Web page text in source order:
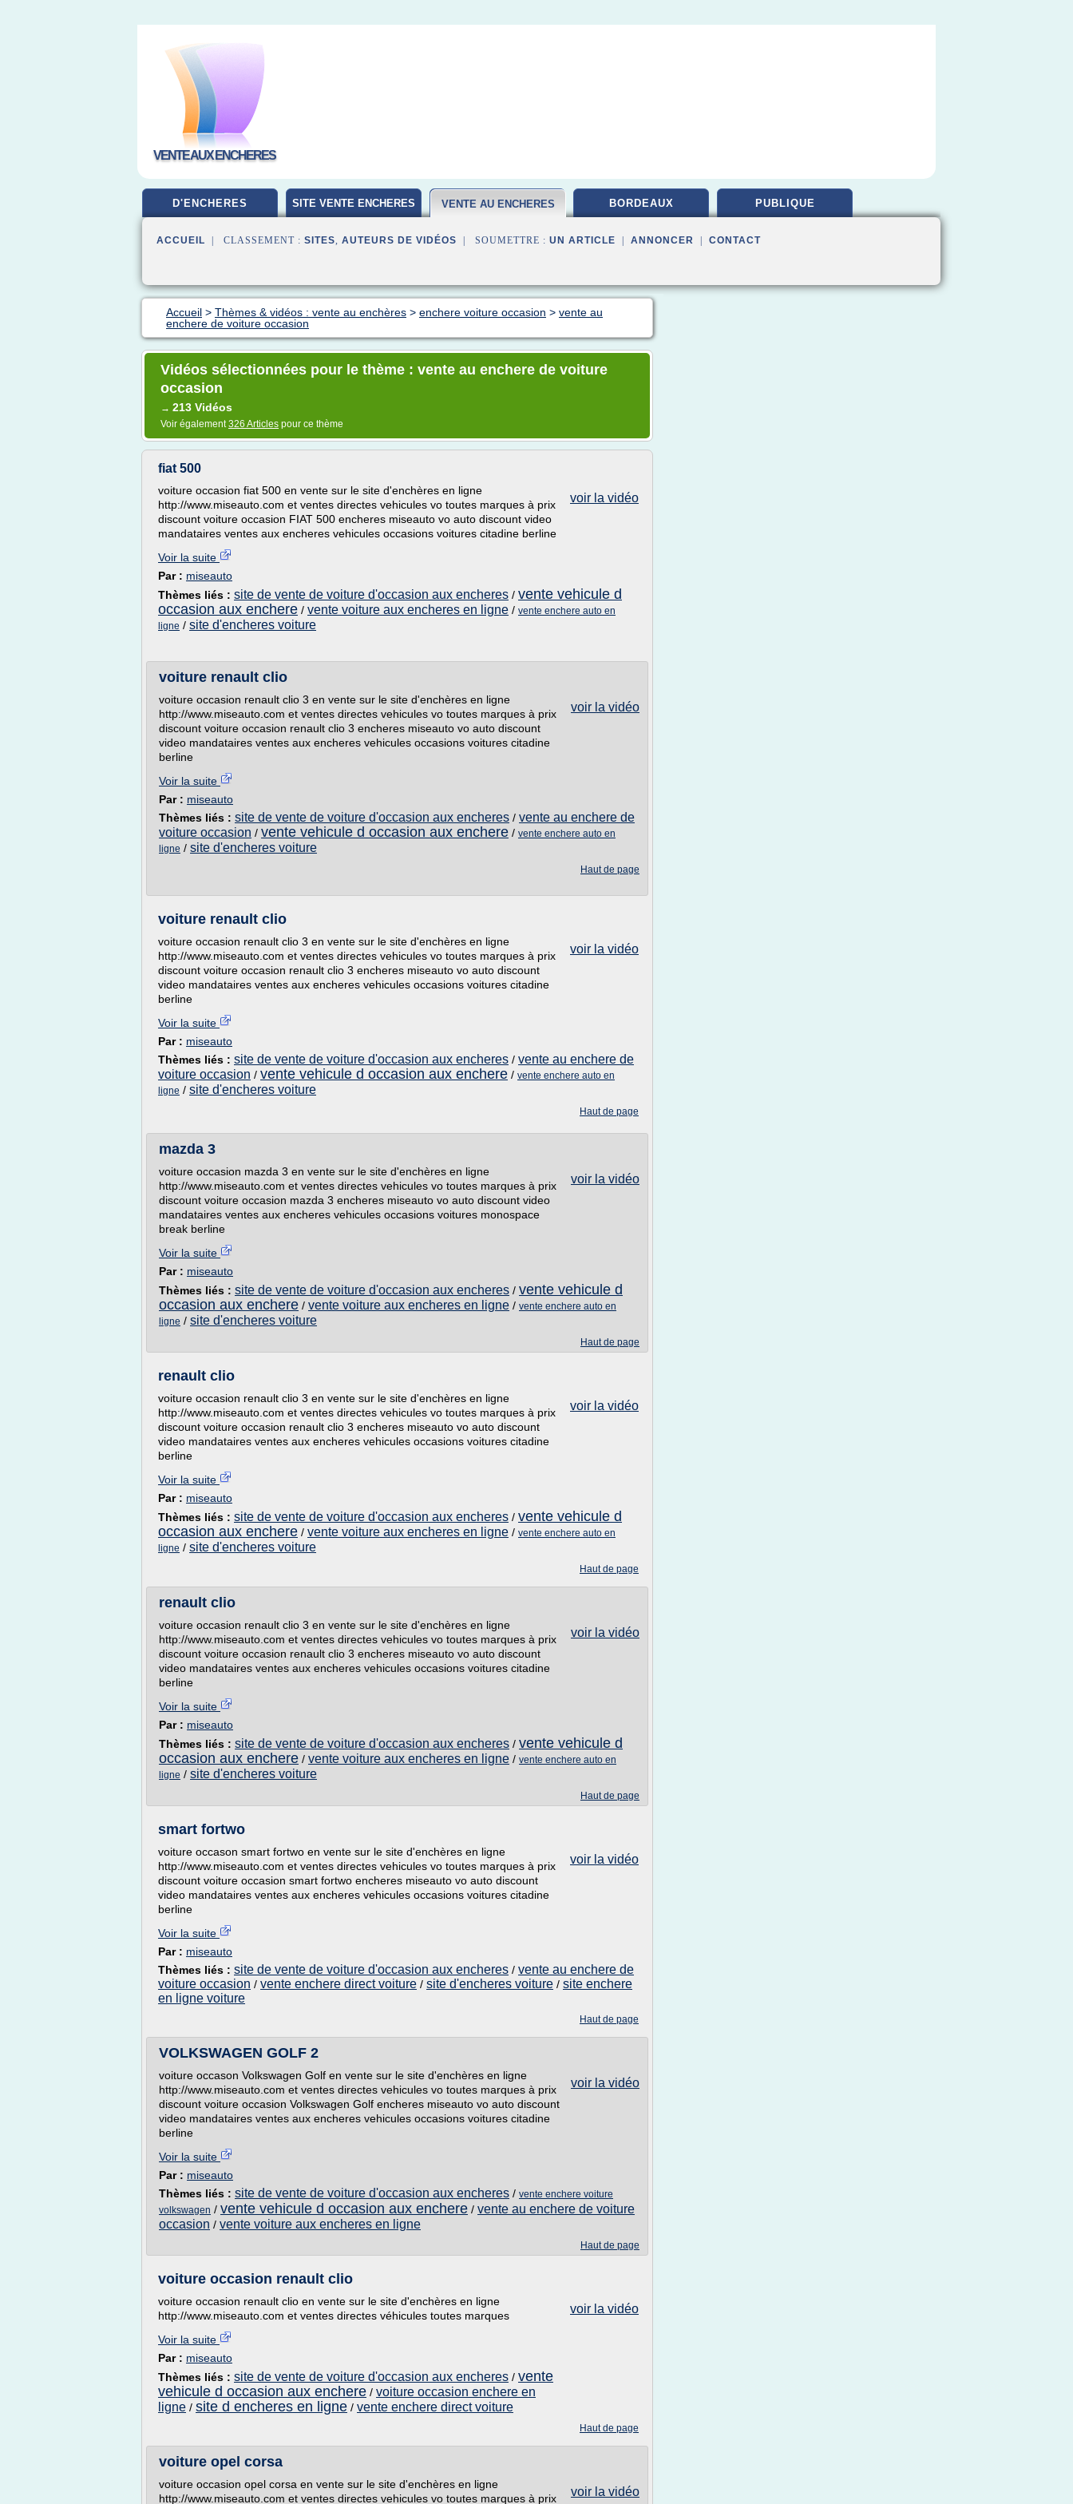
VENTE AUX ENCHERES
D'ENCHERES SITE VENTE ENCHERES VENTE AU ENCHERES BORDEAUX PUBLIQUE
ACCUEIL | CLASSEMENT : SITES, AUTEURS DE VIDÉOS | SOUMETTRE : UN ARTICLE ANNONCER CONTACT
Accueil > Thèmes & vidéos : vente au enchères > enchere voiture occasion > vente au
enchere de voiture occasion
Vidéos sélectionnées pour le thème : vente au enchere de voiture
occasion
→ 213 Vidéos
Voir également326 Articles pour ce thème
fiat 500
voir la vidéo
voiture occasion fiat 500 en vente sur le site d'enchères en ligne
http://www.miseauto.com et ventes directes vehicules vo toutes marques à prix
discount voiture occasion FIAT 500 encheres miseauto vo auto discount video
mandataires ventes aux encheres vehicules occasions voitures citadine berline
Voir la suite
Par : miseauto
Thèmes liés : site de vente de voiture d'occasion aux encheres / vente vehicule d
occasion aux enchere / vente voiture aux encheres en ligne / vente enchere auto en
ligne / site d'encheres voiture
voiture renault clio
voir la vidéo
voiture occasion renault clio 3 en vente sur le site d'enchères en ligne
http://www.miseauto.com et ventes directes vehicules vo toutes marques à prix
discount voiture occasion renault clio 3 encheres miseauto vo auto discount
video mandataires ventes aux encheres vehicules occasions voitures citadine
berline
Voir la suite
Par : miseauto
Thèmes liés : site de vente de voiture d'occasion aux encheres / vente au enchere de
voiture occasion / vente vehicule d occasion aux enchere / vente enchere auto en
ligne / site d'encheres voiture
Haut de page
voiture renault clio
voir la vidéo
voiture occasion renault clio 3 en vente sur le site d'enchères en ligne
http://www.miseauto.com et ventes directes vehicules vo toutes marques à prix
discount voiture occasion renault clio 3 encheres miseauto vo auto discount
video mandataires ventes aux encheres vehicules occasions voitures citadine
berline
Voir la suite
Par : miseauto
Thèmes liés : site de vente de voiture d'occasion aux encheres / vente au enchere de
voiture occasion / vente vehicule d occasion aux enchere / vente enchere auto en
ligne / site d'encheres voiture
Haut de page
mazda 3
voir la vidéo
voiture occasion mazda 3 en vente sur le site d'enchères en ligne
http://www.miseauto.com et ventes directes vehicules vo toutes marques à prix
discount voiture occasion mazda 3 encheres miseauto vo auto discount video
mandataires ventes aux encheres vehicules occasions voitures monospace
break berline
Voir la suite
Par : miseauto
Thèmes liés : site de vente de voiture d'occasion aux encheres / vente vehicule d
occasion aux enchere / vente voiture aux encheres en ligne / vente enchere auto en
ligne / site d'encheres voiture
Haut de page
renault clio
voir la vidéo
voiture occasion renault clio 3 en vente sur le site d'enchères en ligne
http://www.miseauto.com et ventes directes vehicules vo toutes marques à prix
discount voiture occasion renault clio 3 encheres miseauto vo auto discount
video mandataires ventes aux encheres vehicules occasions voitures citadine
berline
Voir la suite
Par : miseauto
Thèmes liés : site de vente de voiture d'occasion aux encheres / vente vehicule d
occasion aux enchere / vente voiture aux encheres en ligne / vente enchere auto en
ligne / site d'encheres voiture
Haut de page
renault clio
voir la vidéo
voiture occasion renault clio 3 en vente sur le site d'enchères en ligne
http://www.miseauto.com et ventes directes vehicules vo toutes marques à prix
discount voiture occasion renault clio 3 encheres miseauto vo auto discount
video mandataires ventes aux encheres vehicules occasions voitures citadine
berline
Voir la suite
Par : miseauto
Thèmes liés : site de vente de voiture d'occasion aux encheres / vente vehicule d
occasion aux enchere / vente voiture aux encheres en ligne / vente enchere auto en
ligne / site d'encheres voiture
Haut de page
smart fortwo
voir la vidéo
voiture occason smart fortwo en vente sur le site d'enchères en ligne
http://www.miseauto.com et ventes directes vehicules vo toutes marques à prix
discount voiture occasion smart fortwo encheres miseauto vo auto discount
video mandataires ventes aux encheres vehicules occasions voitures citadine
berline
Voir la suite
Par : miseauto
Thèmes liés : site de vente de voiture d'occasion aux encheres / vente au enchere de
voiture occasion / vente enchere direct voiture / site d'encheres voiture / site enchere
en ligne voiture
Haut de page
VOLKSWAGEN GOLF 2
voir la vidéo
voiture occason Volkswagen Golf en vente sur le site d'enchères en ligne
http://www.miseauto.com et ventes directes vehicules vo toutes marques à prix
discount voiture occasion Volkswagen Golf encheres miseauto vo auto discount
video mandataires ventes aux encheres vehicules occasions voitures citadine
berline
Voir la suite
Par : miseauto
Thèmes liés : site de vente de voiture d'occasion aux encheres / vente enchere voiture
volkswagen / vente vehicule d occasion aux enchere / vente au enchere de voiture
occasion / vente voiture aux encheres en ligne
Haut de page
voiture occasion renault clio
voir la vidéo
voiture occasion renault clio en vente sur le site d'enchères en ligne
http://www.miseauto.com et ventes directes véhicules toutes marques
Voir la suite
Par : miseauto
Thèmes liés : site de vente de voiture d'occasion aux encheres / vente
vehicule d occasion aux enchere / voiture occasion enchere en
ligne / site d encheres en ligne / vente enchere direct voiture
Haut de page
voiture opel corsa
voir la vidéo
voiture occasion opel corsa en vente sur le site d'enchères en ligne
http://www.miseauto.com et ventes directes vehicules vo toutes marques à prix